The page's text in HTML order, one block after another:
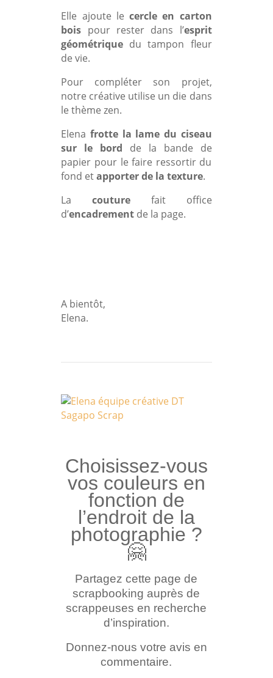
Elle ajoute lecercle en carton
bois pour rester dans l’esprit
géométrique du tampon fleur
de vie.
Pour compléter son projet,
notre créative utilise un die dans
le thème zen.
Elenafrotte la lame du ciseau
sur le bord de la bande de
papier pour le faire ressortir du
fond etapporter de la texture.
Lacouture fait office
d’encadrement de la page.
A bientôt,
Elena.
Choisissez-vous
vos couleurs en
fonction de
l’endroit de la
photographie ?
🤗
Partagez cette page de
scrapbooking auprès de
scrappeuses en recherche
d’inspiration.
Donnez-nous votre avis en
commentaire.